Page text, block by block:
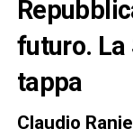
futuro. La
tappa
Claudio